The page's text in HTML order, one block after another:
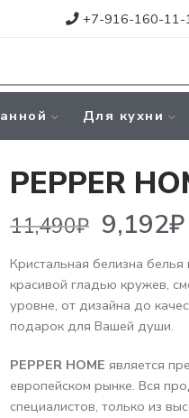
+7-916-160-11-
Для кухни
PEPPER
9,192₽
Кристальная белизна
красивой гладью кружев,
уровне, от дизайна до
подарок для Вашей души.
PEPPER HOME является
европейском рынке. Вся
специалистов, только из